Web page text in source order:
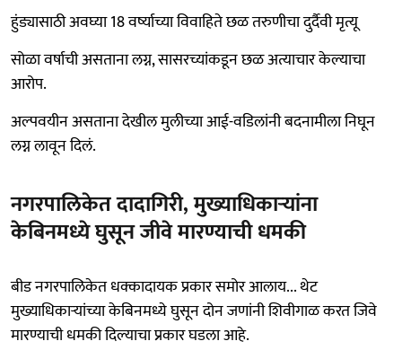
हुंड्यासाठी अवघ्या 18 वर्ष्याच्या विवाहिते छळ तरुणीचा दुर्दैवी मृत्यू
सोळा वर्षाची असताना लग्न, सासरच्यांकडून छळ अत्याचार केल्याचा
आरोप.
अल्पवयीन असताना देखील मुलीच्या आई-वडिलांनी बदनामीला निघून
लग्न लावून दिलं.
नगरपालिकेत दादागिरी, मुख्याधिकाऱ्यांना
केबिनमध्ये घुसून जीवे मारण्याची धमकी
बीड नगरपालिकेत धक्कादायक प्रकार समोर आलाय... थेट
मुख्याधिकाऱ्यांच्या केबिनमध्ये घुसून दोन जणांनी शिवीगाळ करत जिवे
मारण्याची धमकी दिल्याचा प्रकार घडला आहे.